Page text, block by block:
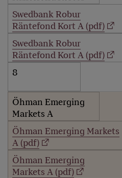
Swedbank Robur
Räntefond Kort A (pdf)
Swedbank Robur
Räntefond Kort A (pdf)
8
Öhman Emerging
Markets A
Öhman Emerging Markets
A (pdf)
Öhman Emerging
Markets A (pdf)